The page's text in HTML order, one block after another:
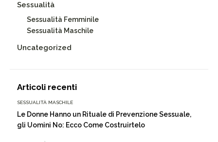
Sessualità
Sessualità Femminile
Sessualità Maschile
Uncategorized
Articoli recenti
SESSUALITÀ MASCHILE
Le Donne Hanno un Rituale di Prevenzione Sessuale,
gli Uomini No: Ecco Come Costruirtelo